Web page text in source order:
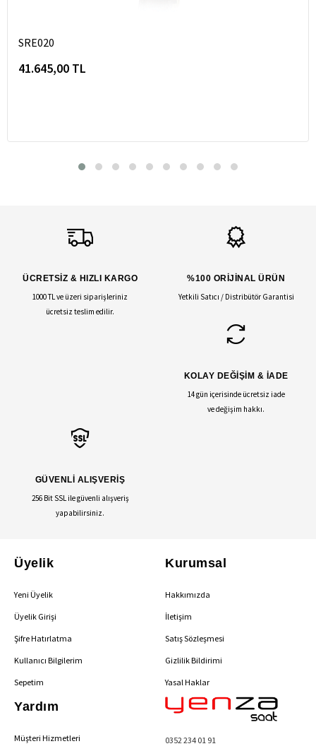
SRE020
41.645,00 TL
ÜCRETSİZ & HIZLI KARGO
1000 TL ve üzeri siparişleriniz
ücretsiz teslim edilir.
%100 ORİJİNAL ÜRÜN
Yetkili Satıcı / Distribütör Garantisi
KOLAY DEĞİŞİM & İADE
14 gün içerisinde ücretsiz iade
ve değişim hakkı.
GÜVENLİ ALIŞVERİŞ
256 Bit SSL ile güvenli alışveriş
yapabilirsiniz.
Üyelik
Yeni Üyelik
Üyelik Girişi
Şifre Hatırlatma
Kullanıcı Bilgilerim
Sepetim
Kurumsal
Hakkımızda
İletişim
Satış Sözleşmesi
Gizlilik Bildirimi
Yasal Haklar
Yardım
Müşteri Hizmetleri 0352 234 01 91